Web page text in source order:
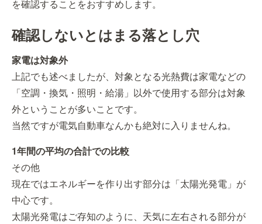
を確認することをおすすめします。
確認しないとはまる落とし穴
家電は対象外
上記でも述べましたが、対象となる光熱費は家電などの
「空調・換気・照明・給湯」以外で使用する部分は対象
外ということが多いことです。
当然ですが電気自動車なんかも絶対に入りませんね。
1年間の平均の合計での比較
その他
現在ではエネルギーを作り出す部分は「太陽光発電」が
中心です。
太陽光発電はご存知のように、天気に左右される部分が